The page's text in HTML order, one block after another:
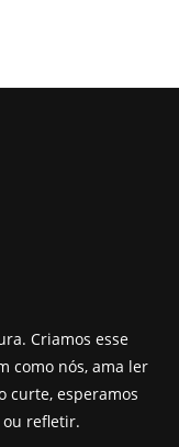
Criamos esse
como nós, ama ler
curte, esperamos
refletir.